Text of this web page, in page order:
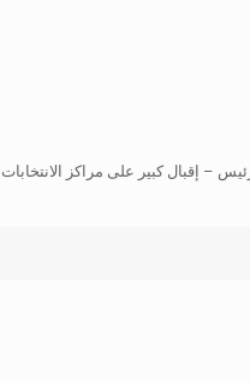
– إقبال كبير على مراكز